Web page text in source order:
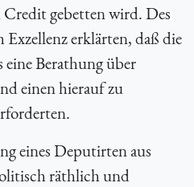
gebetten wird. Des
erklärten, daß die
Berathung über
einen hierauf zu
eines Deputirten aus
räthlich und